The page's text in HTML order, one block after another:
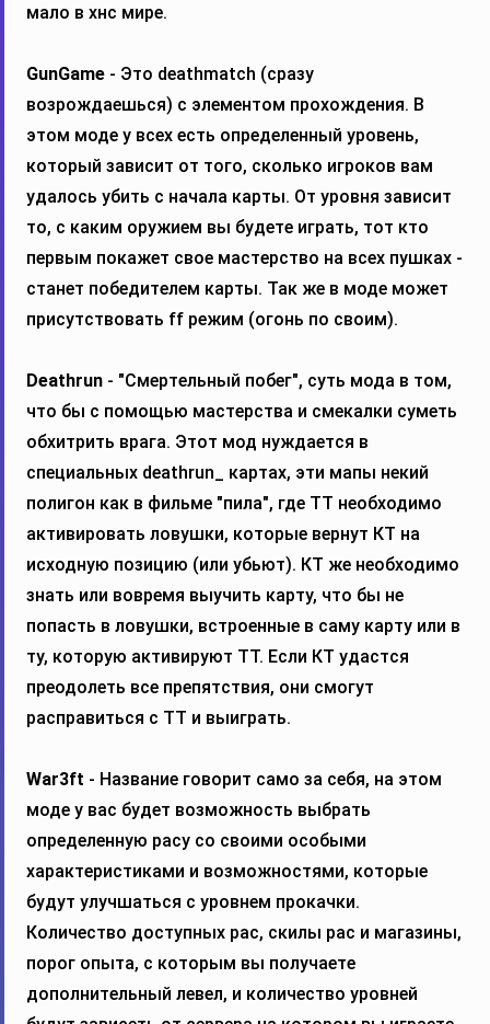
мало в хнс мире.
GunGame - Это deathmatch (сразу
возрождаешься) с элементом прохождения. В
этом моде у всех есть определенный уровень,
который зависит от того, сколько игроков вам
удалось убить с начала карты. От уровня зависит
то, с каким оружием вы будете играть, тот кто
первым покажет свое мастерство на всех пушках -
станет победителем карты. Так же в моде может
присутствовать ff режим (огонь по своим).
Deathrun - "Смертельный побег", суть мода в том,
что бы с помощью мастерства и смекалки суметь
обхитрить врага. Этот мод нуждается в
специальных deathrun_ картах, эти мапы некий
полигон как в фильме "пила", где ТТ необходимо
активировать ловушки, которые вернут КТ на
исходную позицию (или убьют). КТ же необходимо
знать или вовремя выучить карту, что бы не
попасть в ловушки, встроенные в саму карту или в
ту, которую активируют ТТ. Если КТ удастся
преодолеть все препятствия, они смогут
расправиться с ТТ и выиграть.
War3ft - Название говорит само за себя, на этом
моде у вас будет возможность выбрать
определенную расу со своими особыми
характеристиками и возможностями, которые
будут улучшаться с уровнем прокачки.
Количество доступных рас, скилы рас и магазины,
порог опыта, с которым вы получаете
дополнительный левел, и количество уровней